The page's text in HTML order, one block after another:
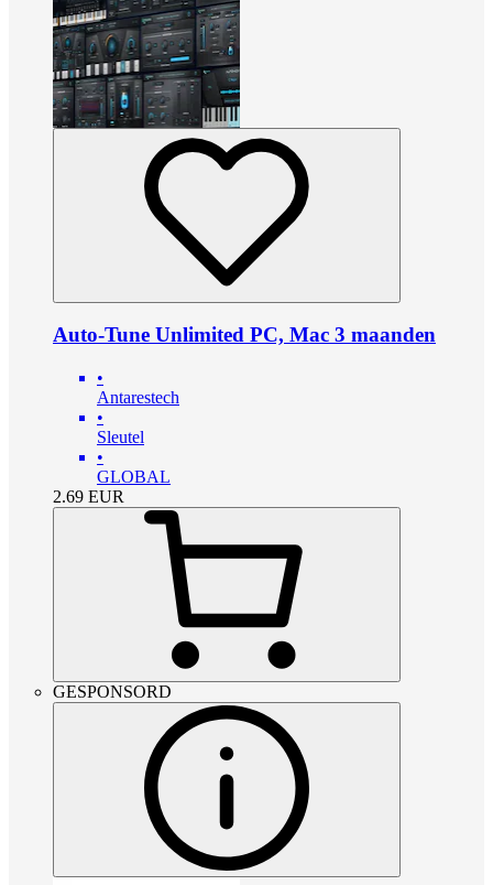
Auto-Tune Unlimited PC, Mac 3 maanden
•
Antarestech
•
Sleutel
•
GLOBAL
2.69 EUR
GESPONSORD